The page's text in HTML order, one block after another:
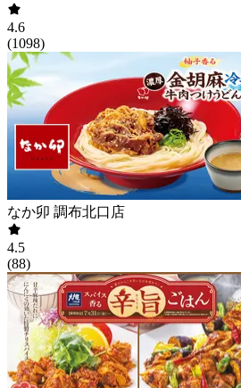
4.6
(1098)
なか卯 調布北口店
4.5
(88)